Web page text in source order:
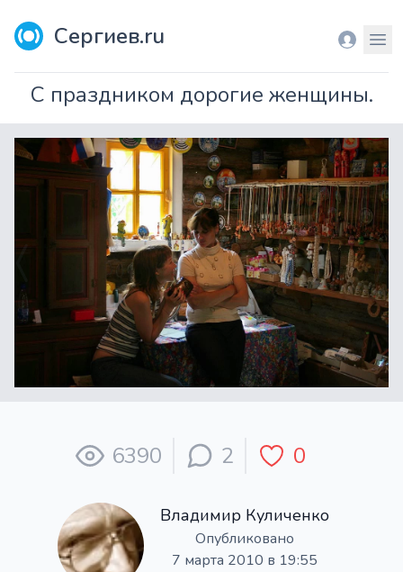
Сергиев.ru Вход
С праздником дорогие женщины.
6390 2 0
Владимир Куличенко
Опубликовано
7 марта 2010 в 19:55